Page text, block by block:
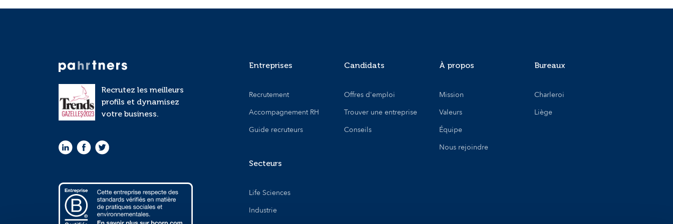
Recrutez les meilleurs
profils et dynamisez
votre business.
Entreprises
Recrutement
Accompagnement RH
Guide recruteurs
Secteurs
Life Sciences
Industrie
Candidats
Offres d'emploi
Trouver une entreprise
Conseils
À propos
Mission
Valeurs
Équipe
Nous rejoindre
Bureaux
Charleroi
Liège